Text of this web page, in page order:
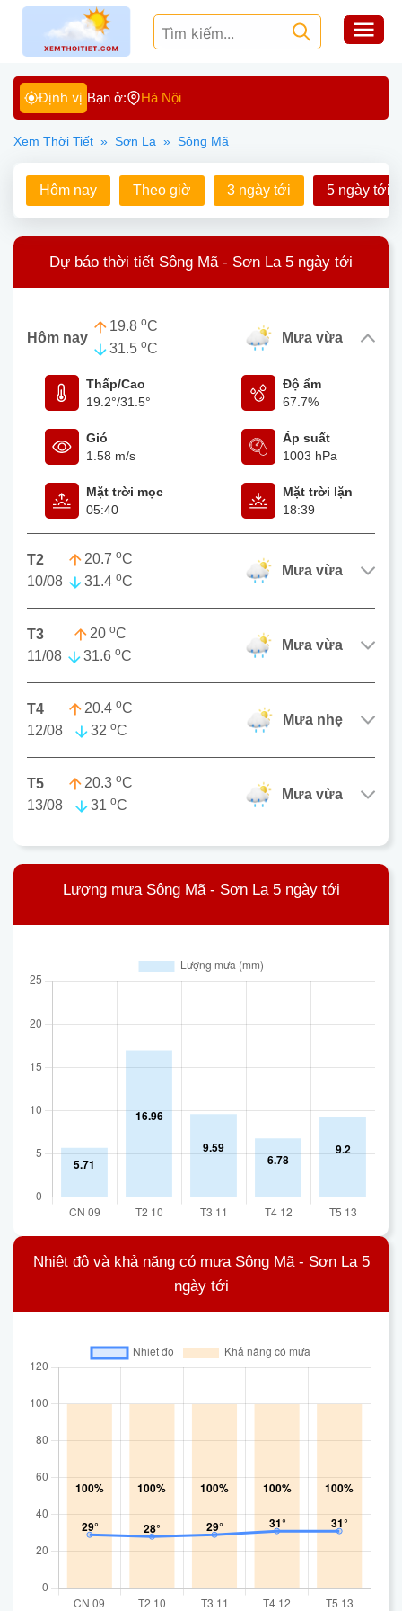
Định vị Bạn ở: Hà Nội
Xem Thời Tiết » Sơn La » Sông Mã
Hôm nay Theo giờ 3 ngày tới 5 ngày tới
Dự báo thời tiết Sông Mã - Sơn La 5 ngày tới
Hôm nay
19.8 oC
31.5 oC
mưa vừa
Thấp/Cao
19.2°/31.5°
Độ ẩm
67.7%
Gió
1.58 m/s
Áp suất
1003 hPa
Mặt trời mọc
05:40
Mặt trời lặn
18:39
T2
10/08
20.7 oC
31.4 oC
mưa vừa
T3
11/08
20 oC
31.6 oC
mưa vừa
T4
12/08
20.4 oC
32 oC
mưa nhẹ
T5
13/08
20.3 oC
31 oC
mưa vừa
Lượng mưa Sông Mã - Sơn La 5 ngày tới
Nhiệt độ và khả năng có mưa Sông Mã - Sơn La 5
ngày tới